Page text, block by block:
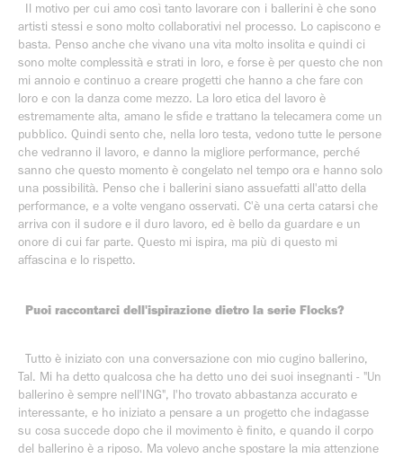
Il motivo per cui amo così tanto lavorare con i ballerini è che sono
artisti stessi e sono molto collaborativi nel processo. Lo capiscono e
basta. Penso anche che vivano una vita molto insolita e quindi ci
sono molte complessità e strati in loro, e forse è per questo che non
mi annoio e continuo a creare progetti che hanno a che fare con
loro e con la danza come mezzo. La loro etica del lavoro è
estremamente alta, amano le sfide e trattano la telecamera come un
pubblico. Quindi sento che, nella loro testa, vedono tutte le persone
che vedranno il lavoro, e danno la migliore performance, perché
sanno che questo momento è congelato nel tempo ora e hanno solo
una possibilità. Penso che i ballerini siano assuefatti all'atto della
performance, e a volte vengano osservati. C'è una certa catarsi che
arriva con il sudore e il duro lavoro, ed è bello da guardare e un
onore di cui far parte. Questo mi ispira, ma più di questo mi
affascina e lo rispetto.
Puoi raccontarci dell'ispirazione dietro la serie Flocks?
Tutto è iniziato con una conversazione con mio cugino ballerino,
Tal. Mi ha detto qualcosa che ha detto uno dei suoi insegnanti - "Un
ballerino è sempre nell'ING", l'ho trovato abbastanza accurato e
interessante, e ho iniziato a pensare a un progetto che indagasse
su cosa succede dopo che il movimento è finito, e quando il corpo
del ballerino è a riposo. Ma volevo anche spostare la mia attenzione